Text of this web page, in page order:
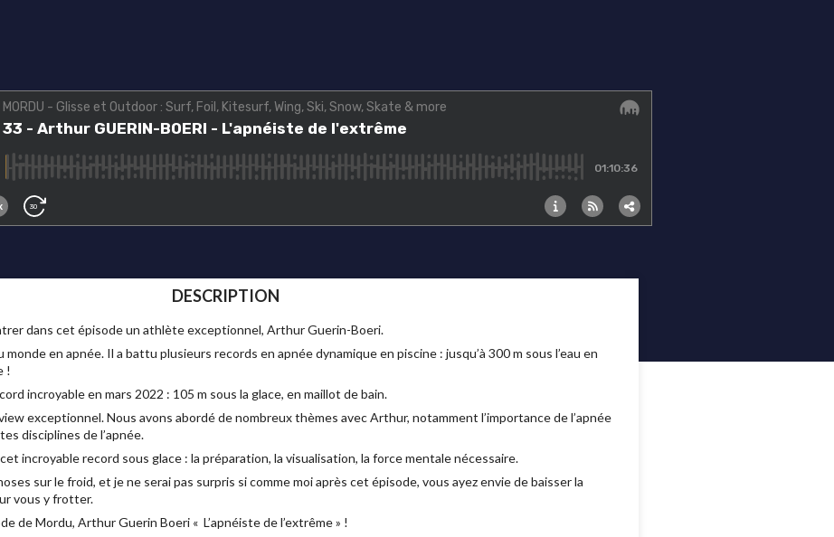
DESCRIPTION
dans cet épisode un athlète exceptionnel, Arthur Guerin-Boeri.
en apnée. Il a battu plusieurs records en apnée dynamique en piscine : jusqu’à 300 m sous l’eau en
!
incroyable en mars 2022 : 105 m sous la glace, en maillot de bain.
exceptionnel. Nous avons abordé de nombreux thèmes avec Arthur, notamment l’importance de l’apnée
disciplines de l’apnée.
incroyable record sous glace : la préparation, la visualisation, la force mentale nécessaire.
sur le froid, et je ne serai pas surpris si comme moi après cet épisode, vous ayez envie de baisser la
vous y frotter.
de Mordu, Arthur Guerin Boeri « L’apnéiste de l’extrême » !